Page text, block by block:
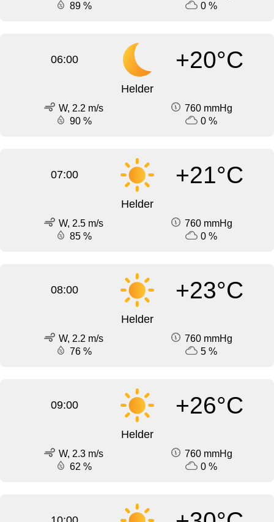
89 %
0 %
06:00 +20°C
Helder
W, 2.2 m/s
760 mmHg
90 %
0 %
07:00 +21°C
Helder
W, 2.5 m/s
760 mmHg
85 %
0 %
08:00 +23°C
Helder
W, 2.2 m/s
760 mmHg
76 %
5 %
09:00 +26°C
Helder
W, 2.3 m/s
760 mmHg
62 %
0 %